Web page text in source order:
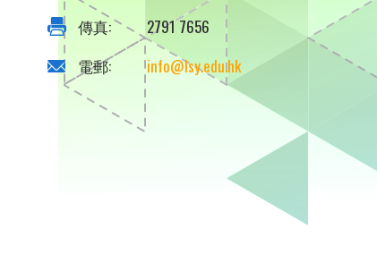
傳真:
2791 7656
電郵:
info@lsy.edu.hk